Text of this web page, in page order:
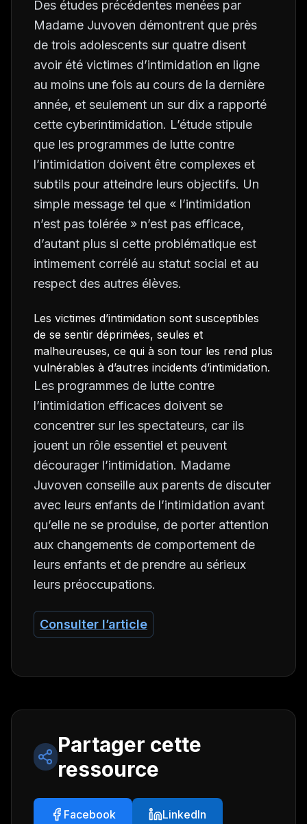
Des études précédentes menées par
Madame Juvoven démontrent que près
de trois adolescents sur quatre disent
avoir été victimes d’intimidation en ligne
au moins une fois au cours de la dernière
année, et seulement un sur dix a rapporté
cette cyberintimidation. L’étude stipule
que les programmes de lutte contre
l’intimidation doivent être complexes et
subtils pour atteindre leurs objectifs. Un
simple message tel que « l’intimidation
n’est pas tolérée » n’est pas efficace,
d’autant plus si cette problématique est
intimement corrélé au statut social et au
respect des autres élèves.
Les victimes d’intimidation sont susceptibles
de se sentir déprimées, seules et
malheureuses, ce qui à son tour les rend plus
vulnérables à d’autres incidents d’intimidation.
Les programmes de lutte contre
l’intimidation efficaces doivent se
concentrer sur les spectateurs, car ils
jouent un rôle essentiel et peuvent
décourager l’intimidation. Madame
Juvoven conseille aux parents de discuter
avec leurs enfants de l’intimidation avant
qu’elle ne se produise, de porter attention
aux changements de comportement de
leurs enfants et de prendre au sérieux
leurs préoccupations.
Consulter l’article
Partager cette
ressource
Facebook LinkedIn